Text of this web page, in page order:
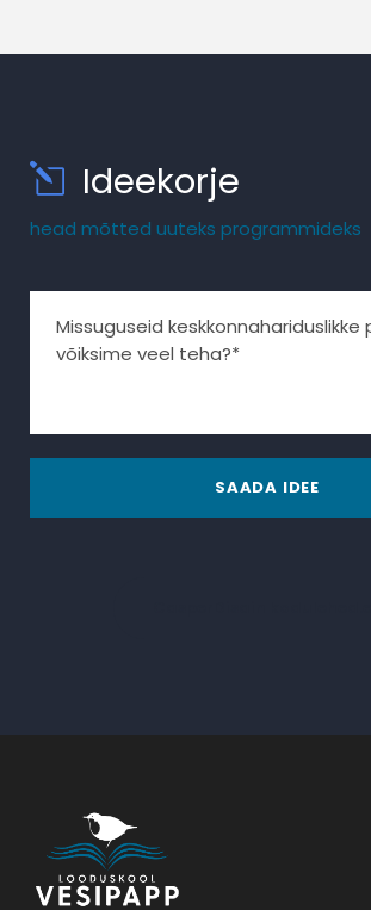
Ideekorje
head mõtted uuteks programmideks